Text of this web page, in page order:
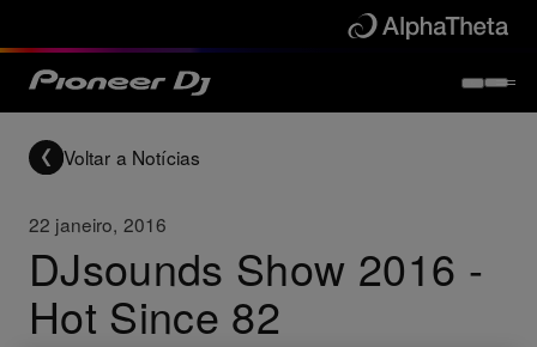
Voltar a Notícias
22 janeiro, 2016
DJsounds Show 2016 -
Hot Since 82